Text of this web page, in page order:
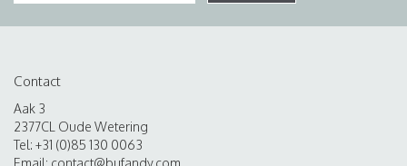
Contact
Aak 3
2377CL Oude Wetering
Tel: +31 (0)85 130 0063
Email: contact@bufandy.com